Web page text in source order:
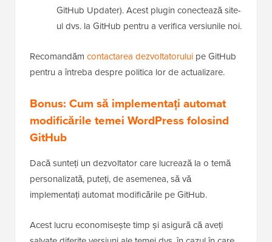
GitHub Updater). Acest plugin conectează site-
ul dvs. la GitHub pentru a verifica versiunile noi.
Recomandăm contactarea dezvoltatorului pe GitHub
pentru a întreba despre politica lor de actualizare.
Bonus: Cum să implementați automat
modificările temei WordPress folosind
GitHub
Dacă sunteți un dezvoltator care lucrează la o temă
personalizată, puteți, de asemenea, să vă
implementați automat modificările pe GitHub.
Acest lucru economisește timp și asigură că aveți